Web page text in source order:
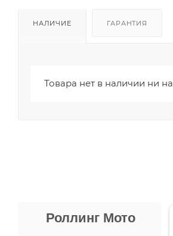
НАЛИЧИЕ ГАРАНТИЯ
Товара нет в наличии ни
Роллинг Мото